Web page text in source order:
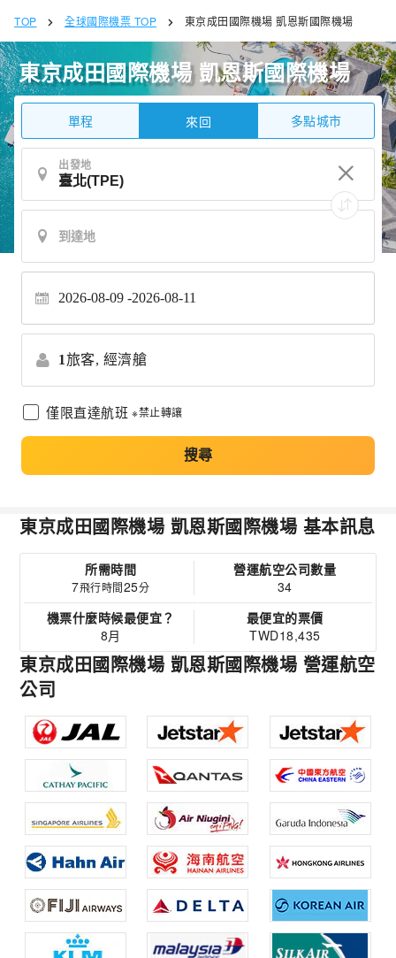
TOP 全球國際機票 TOP 東京成田國際機場 凱恩斯國際機場
東京成田國際機場 凱恩斯國際機場
單程 來回 多點城市
出發地
2026-08-09 2026-08-11
1旅客, 經濟艙
僅限直達航班 ※禁止轉讓
搜尋
東京成田國際機場 凱恩斯國際機場 基本訊息
所需時間
7飛行時間25分
營運航空公司數量
34
機票什麼時候最便宜？
8月
最便宜的票價
TWD18,435
東京成田國際機場 凱恩斯國際機場 營運航空
公司